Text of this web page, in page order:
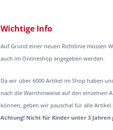
Wichtige Info
Auf Grund einer neuen Richtlinie müssen
auch im Onlineshop angegeben werden.
Da wir über 6000 Artikel im Shop haben
nach die Warnhinweise auf den einzelnen
können, geben wir pauschal für alle Artikel
Achtung! Nicht für Kinder unter 3 Jahren